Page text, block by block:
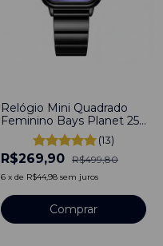
Relógio Mini Quadrado
Feminino Bays Planet 25
mm - Aço Inoxidável
(13)
R$269,90 R$499,80
6 x de R$44,98 sem juros
Comprar